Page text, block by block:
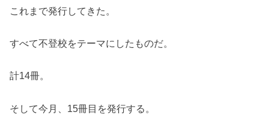
これまで発行してきた。
すべて不登校をテーマにしたものだ。
計14冊。
そして今月、15冊目を発行する。